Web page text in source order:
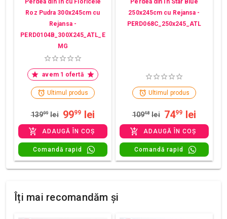
Perdea din In cu Floricele
Roz Pudra 300x245cm cu
Rejansa -
PERD0104B_300X245_ATL_E
MG
avem 1 ofertă
Ultimul produs
13999 lei 9999 lei
ADAUGĂ ÎN COȘ
Comandă rapid
Perdea din In Star Blue
250x245cm cu Rejansa -
PERD068C_250x245_ATL
Ultimul produs
10948 lei 7499 lei
ADAUGĂ ÎN COȘ
Comandă rapid
Îți mai recomandăm și